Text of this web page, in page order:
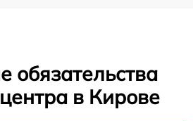
обязательства
в Кирове